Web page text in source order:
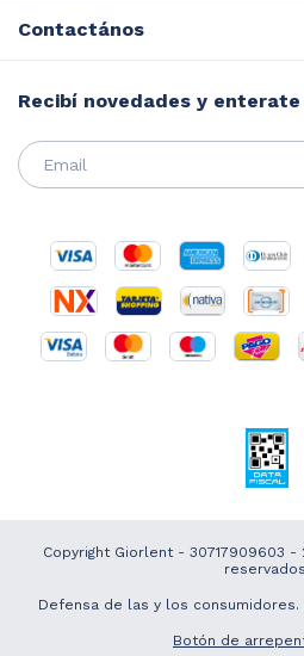
Contactános
Recibí novedades y
Copyright Giorlent - 30717909603
Defensa de las y los consumidores.
Botón de